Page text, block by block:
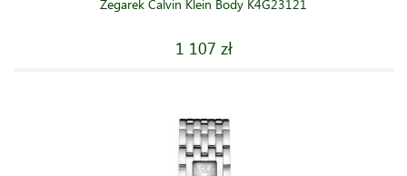
Zegarek Calvin Klein Body K4G23121
1 107 zł